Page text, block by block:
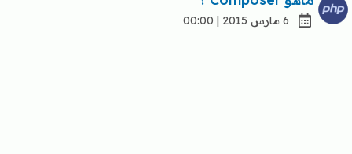
6 مارس 2015 | 00:00